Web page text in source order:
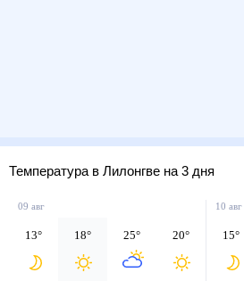
Температура в Лилонгве на 3 дня
09 авг
13° 18° 25° 20°
10 авг
15°